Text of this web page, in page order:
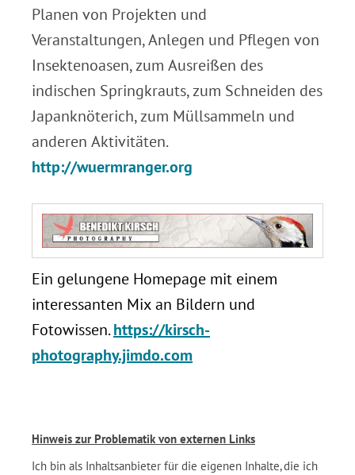
Planen von Projekten und
Veranstaltungen, Anlegen und Pflegen von
Insektenoasen, zum Ausreißen des
indischen Springkrauts, zum Schneiden des
Japanknöterich, zum Müllsammeln und
anderen Aktivitäten.
http://wuermranger.org
Ein gelungene Homepage mit einem
interessanten Mix an Bildern und
Fotowissen.https://kirsch-
photography.jimdo.com
Hinweis zur Problematik von externen Links
Ich bin als Inhaltsanbieter für die eigenen Inhalte, die ich